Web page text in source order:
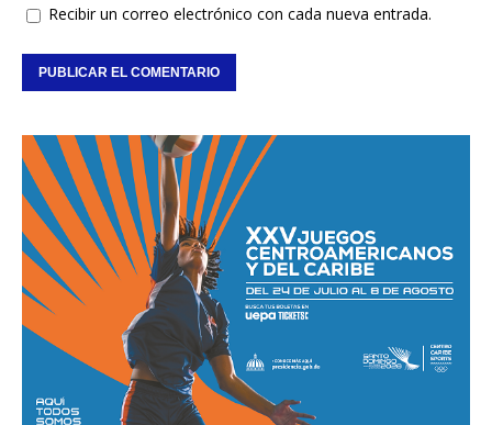
Recibir un correo electrónico con cada nueva entrada.